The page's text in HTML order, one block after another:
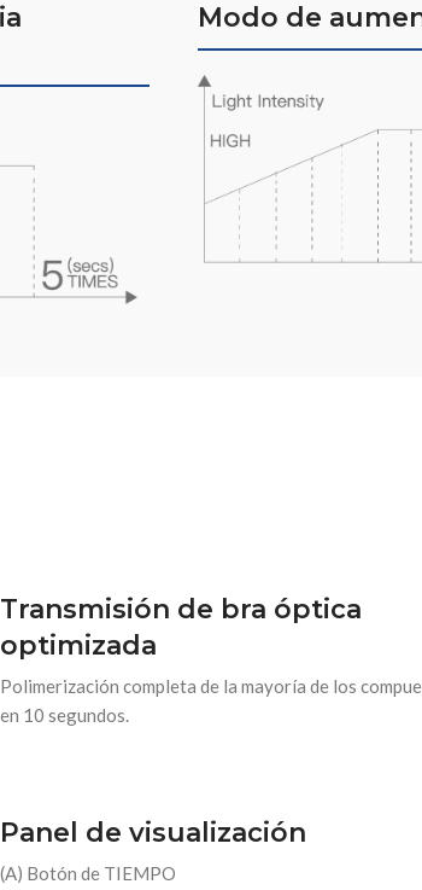
Modo de
Transmisión de bra óptica
optimizada
Polimerización completa de la mayoría de los
en 10 segundos.
Panel de visualización
(A) Botón de TIEMPO